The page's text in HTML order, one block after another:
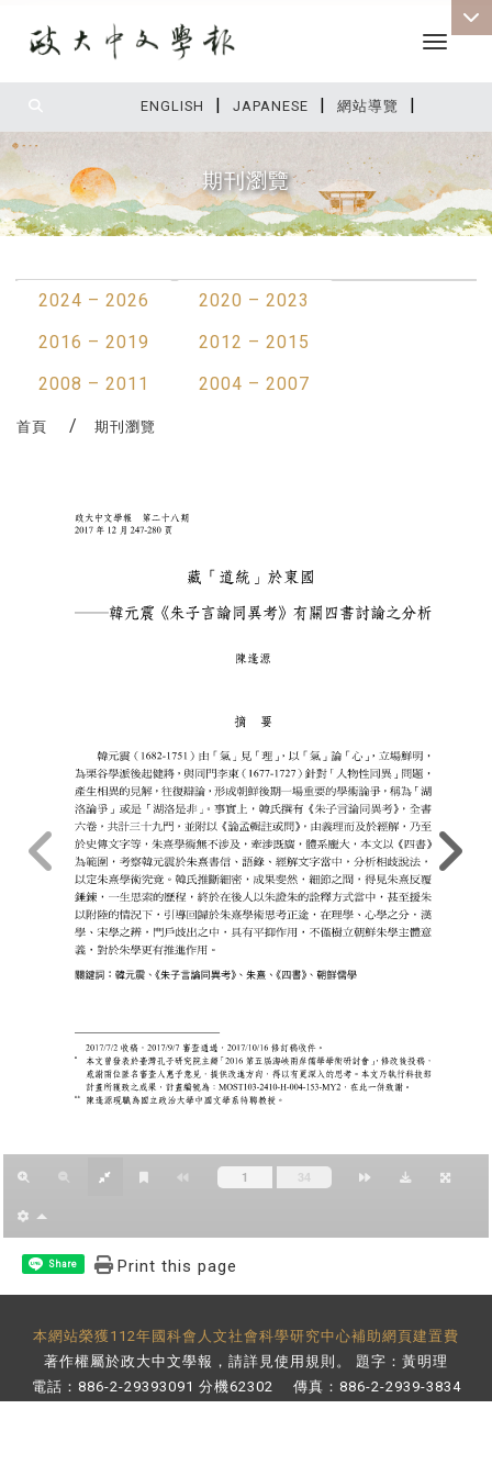
ENGLISH | JAPANESE | 網站導覽 |
Toggle
期刊瀏覽
2024 – 2026
2020 – 2023
2016 – 2019
2012 – 2015
2008 – 2011
2004 – 2007
首頁 期刊瀏覽
Share Print this page
本網站榮獲112年國科會人文社會科學研究中心補助網頁建置費
著作權屬於政大中文學報，請詳見使用規則 。 題字：黃明理
電話：886-2-29393091 分機62302 傳真：886-2-2939-3834